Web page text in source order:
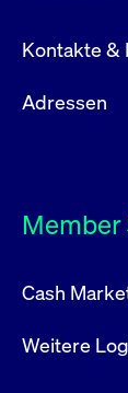
Kontakte &
Adressen
Member
Cash
Weitere